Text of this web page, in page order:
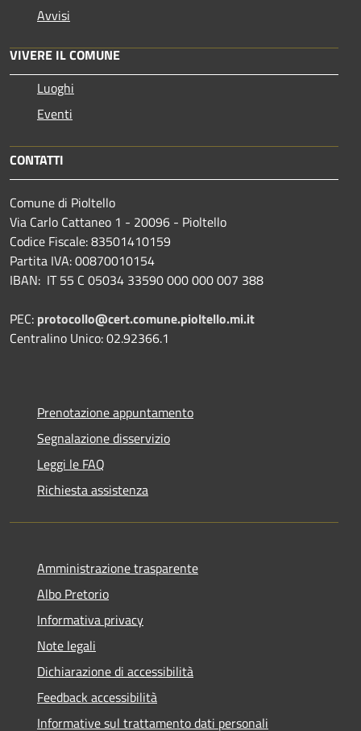
Avvisi
VIVERE IL COMUNE
Luoghi
Eventi
CONTATTI
Comune di Pioltello
Via Carlo Cattaneo 1 - 20096 - Pioltello
Codice Fiscale: 83501410159
Partita IVA: 00870010154
IBAN: IT 55 C 05034 33590 000 000 007 388
PEC: protocollo@cert.comune.pioltello.mi.it
Centralino Unico: 02.92366.1
Prenotazione appuntamento
Segnalazione disservizio
Leggi le FAQ
Richiesta assistenza
Amministrazione trasparente
Albo Pretorio
Informativa privacy
Note legali
Dichiarazione di accessibilità
Feedback accessibilità
Informative sul trattamento dati personali